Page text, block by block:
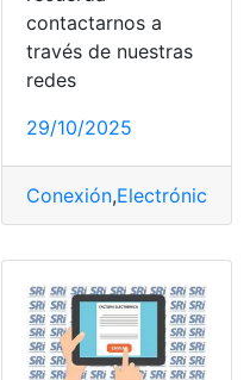
,Retención,SRI,SRI en línea
contactarnos a
través de nuestras
redes
29/10/2025
Conexión,Electrónica